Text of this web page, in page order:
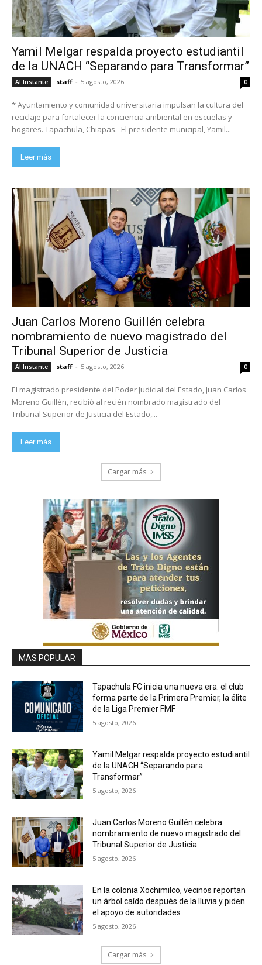
Yamil Melgar respalda proyecto estudiantil
de la UNACH “Separando para Transformar”
Al Instante staff - 5 agosto, 2026 0
* Ayuntamiento y comunidad universitaria impulsan la cultura del
reciclaje para fortalecer la conciencia ambiental en escuelas y
hogares. Tapachula, Chiapas.- El presidente municipal, Yamil...
Leer más
Juan Carlos Moreno Guillén celebra
nombramiento de nuevo magistrado del
Tribunal Superior de Justicia
Al Instante staff - 5 agosto, 2026 0
El magistrado presidente del Poder Judicial del Estado, Juan Carlos
Moreno Guillén, recibió al recién nombrado magistrado del
Tribunal Superior de Justicia del Estado,...
Leer más
Cargar más
MAS POPULAR
Tapachula FC inicia una nueva era: el club
forma parte de la Primera Premier, la élite
de la Liga Premier FMF
5 agosto, 2026
Yamil Melgar respalda proyecto estudiantil
de la UNACH “Separando para
Transformar”
5 agosto, 2026
Juan Carlos Moreno Guillén celebra
nombramiento de nuevo magistrado del
Tribunal Superior de Justicia
5 agosto, 2026
En la colonia Xochimilco, vecinos reportan
un árbol caído después de la lluvia y piden
el apoyo de autoridades
5 agosto, 2026
Cargar más